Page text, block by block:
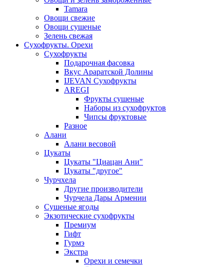
Tamara
Овощи свежие
Овощи сушеные
Зелень свежая
Сухофрукты. Орехи
Сухофрукты
Подарочная фасовка
Вкус Араратской Долины
IJEVAN Сухофрукты
AREGI
Фрукты сушеные
Наборы из сухофруктов
Чипсы фруктовые
Разное
Алани
Алани весовой
Цукаты
Цукаты "Циацан Ани"
Цукаты "другое"
Чурчхела
Другие производители
Чурчела Дары Армении
Сушеные ягоды
Экзотические сухофрукты
Премиум
Гифт
Гурмэ
Экстра
Орехи и семечки